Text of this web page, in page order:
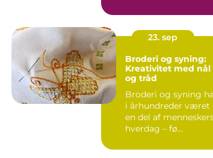
23. sep
Broderi og syning:
Kreativitet med nål
og tråd
Broderi og syning
i århundreder været
en del af
hverdag – fø...